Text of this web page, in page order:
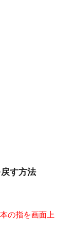
す方法
の指を画面上